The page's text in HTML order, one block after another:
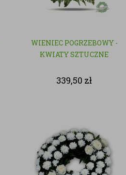
WIENIEC POGRZEBOWY -
KWIATY SZTUCZNE
339,50 zł